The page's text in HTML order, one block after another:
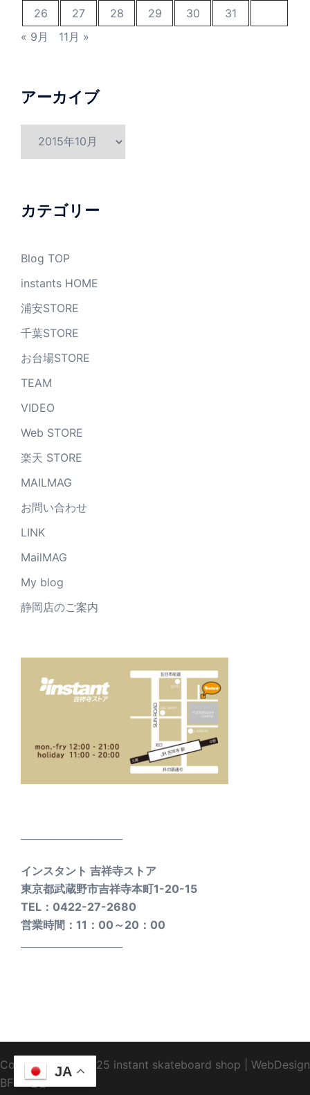
26
27 28 29 30
31
« 9月
11月 »
アーカイブ
ブ
カテゴリー
Blog TOP
instants HOME
浦安STORE
千葉STORE
お台場STORE
TEAM
VIDEO
Web STORE
楽天 STORE
MAILMAG
お問い合わせ
LINK
MailMAG
My blog
静岡店のご案内
インスタント 吉祥寺ストア
東京都武蔵野市吉祥寺本町1-20-15
TEL：0422-27-2680
営業時間：11：00～20：00
Copyright1995-2025 instant skateboard shop
WebDesign
BFTC_ _.
JA